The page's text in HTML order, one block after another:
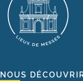
NOUS